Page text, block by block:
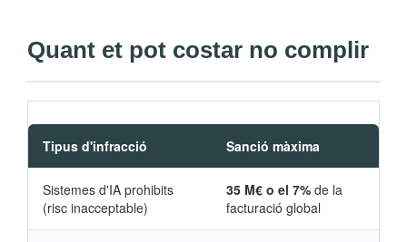
Quant et pot costar no complir
Tipus d'infracció Sanció màxima
Sistemes d'IA prohibits
(risc inacceptable)
35 M€ o el 7% de la
facturació global